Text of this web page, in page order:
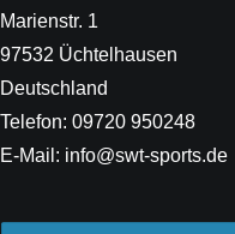
Marienstr. 1
97532 Üchtelhausen
Deutschland
Telefon: 09720 950248
E-Mail: info@swt-sports.de